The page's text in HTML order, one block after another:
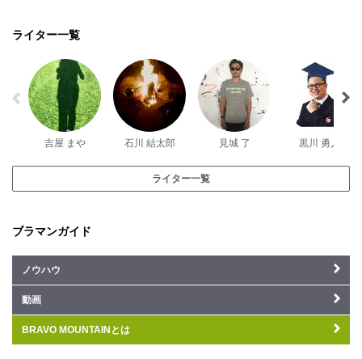
ライター一覧
吉屋 まや 石川 結太郎 見城 了 黒川 勇人
ライター一覧
ブラマンガイド
ノウハウ
動画
BRAVO MOUNTAINとは